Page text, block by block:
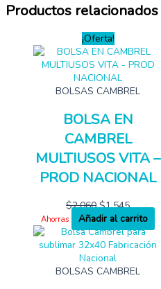
Productos relacionados
¡Oferta!
BOLSAS CAMBREL
BOLSA EN
CAMBREL
MULTIUSOS VITA –
PROD NACIONAL
$2,060 $1,545
Ahorras Añadir al carrito
BOLSAS CAMBREL